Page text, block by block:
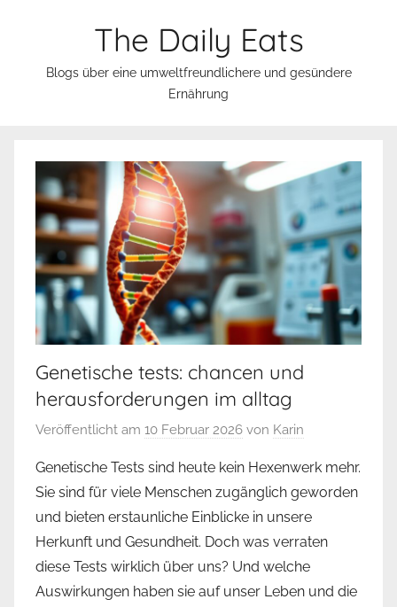
The Daily Eats
Blogs über eine umweltfreundlichere und gesündere
Ernährung
Genetische tests: chancen und
herausforderungen im alltag
Veröffentlicht am 10 Februar 2026 von Karin
Genetische Tests sind heute kein Hexenwerk mehr.
Sie sind für viele Menschen zugänglich geworden
und bieten erstaunliche Einblicke in unsere
Herkunft und Gesundheit. Doch was verraten
diese Tests wirklich über uns? Und welche
Auswirkungen haben sie auf unser Leben und die